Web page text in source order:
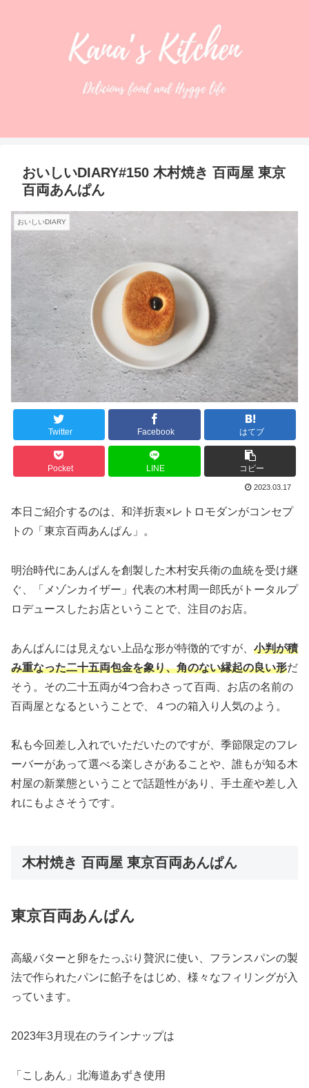
おいしいDIARY#150 木村焼き 百両屋 東京
百両あんぱん
おいしいDIARY
Twitter Facebook はてブ
Pocket LINE コピー
2023.03.17
本日ご紹介するのは、和洋折衷×レトロモダンがコンセプ
トの「東京百両あんぱん」。
明治時代にあんぱんを創製した木村安兵衛の血統を受け継
ぐ、「メゾンカイザー」代表の木村周一郎氏がトータルプ
ロデュースしたお店ということで、注目のお店。
あんぱんには見えない上品な形が特徴的ですが、 小判が積
み重なった二十五両包金を象り、角のない縁起の良い形だ
そう。その二十五両が4つ合わさって百両、お店の名前の
百両屋となるということで、４つの箱入り人気のよう。
私も今回差し入れでいただいたのですが、季節限定のフレ
ーバーがあって選べる楽しさがあることや、誰もが知る木
村屋の新業態ということで話題性があり、手土産や差し入
れにもよさそうです。
木村焼き 百両屋 東京百両あんぱん
東京百両あんぱん
高級バターと卵をたっぷり贅沢に使い、フランスパンの製
法で作られたパンに餡子をはじめ、様々なフィリングが入
っています。
2023年3月現在のラインナップは
「こしあん」北海道あずき使用